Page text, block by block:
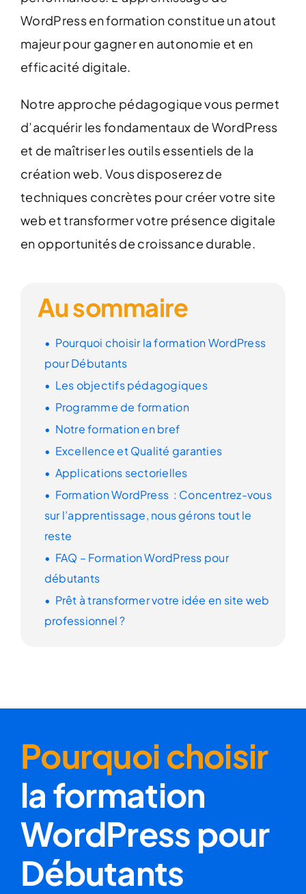
WordPress en formation constitue un atout
majeur pour gagner en autonomie et en
efficacité digitale.
Notre approche pédagogique vous permet
d’acquérir les fondamentaux de WordPress
et de maîtriser les outils essentiels de la
création web. Vous disposerez de
techniques concrètes pour créer votre site
web et transformer votre présence digitale
en opportunités de croissance durable.
Au sommaire
Pourquoi choisirla formation WordPress
pour Débutants
Les objectifspédagogiques
Programme de formation
Notre formationen bref
Excellence et Qualité garanties
Applications sectorielles
Formation WordPress : Concentrez-vous
sur l’apprentissage, nous gérons tout le
reste
FAQ – Formation WordPress pour
débutants
Prêt à transformer votre idée en site web
professionnel ?
Pourquoi choisir
la formation
WordPress pour
Débutants